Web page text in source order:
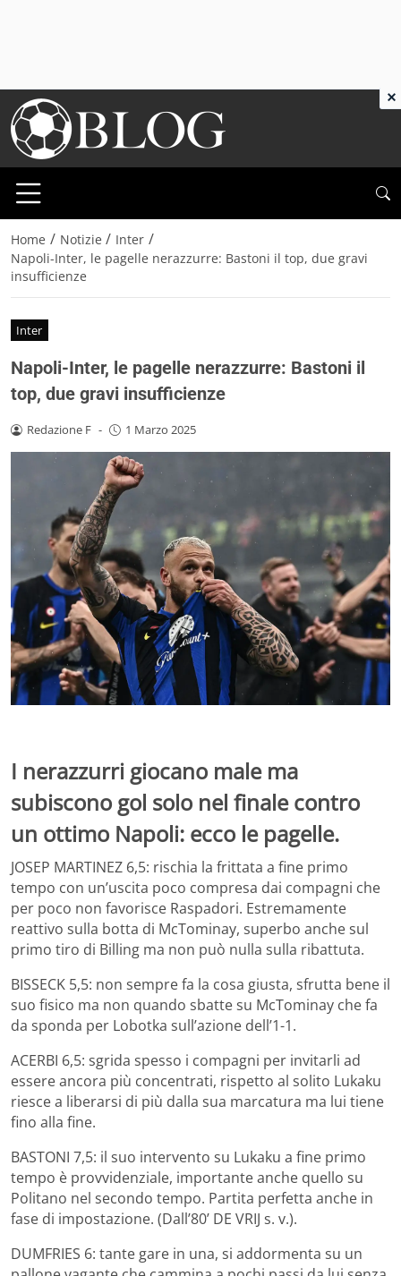
Home / Notizie / Inter /
Napoli-Inter, le pagelle nerazzurre: Bastoni il top, due gravi
insufficienze
Inter
Napoli-Inter, le pagelle nerazzurre: Bastoni il
top, due gravi insufficienze
Redazione F - 1 Marzo 2025
I nerazzurri giocano male ma
subiscono gol solo nel finale contro
un ottimo Napoli: ecco le pagelle.
JOSEP MARTINEZ 6,5: rischia la frittata a fine primo
tempo con un’uscita poco compresa dai compagni che
per poco non favorisce Raspadori. Estremamente
reattivo sulla botta di McTominay, superbo anche sul
primo tiro di Billing ma non può nulla sulla ribattuta.
BISSECK 5,5: non sempre fa la cosa giusta, sfrutta bene il
suo fisico ma non quando sbatte su McTominay che fa
da sponda per Lobotka sull’azione dell’1-1.
ACERBI 6,5: sgrida spesso i compagni per invitarli ad
essere ancora più concentrati, rispetto al solito Lukaku
riesce a liberarsi di più dalla sua marcatura ma lui tiene
fino alla fine.
BASTONI 7,5: il suo intervento su Lukaku a fine primo
tempo è provvidenziale, importante anche quello su
Politano nel secondo tempo. Partita perfetta anche in
fase di impostazione. (Dall’80’ DE VRIJ s. v.).
DUMFRIES 6: tante gare in una, si addormenta su un
×